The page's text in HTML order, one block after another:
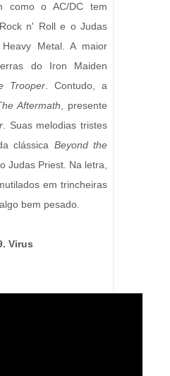
como o AC/DC tem
n' Roll e o Judas
Metal. A maior
do Iron Maiden
Trooper. Contudo, a
Aftermath, presente
. Suas melodias tristes
clássica Beyond the
Judas Priest. Na letra,
em trincheiras
bem pesado.
Virus